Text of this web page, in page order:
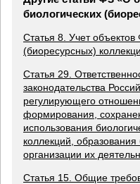
биологических
Статья 8. Учет
(биоресурсных)
Статья 29.
законодательства
регулирующего
формирования,
использования
коллекций,
организации их
Статья 15. Общие